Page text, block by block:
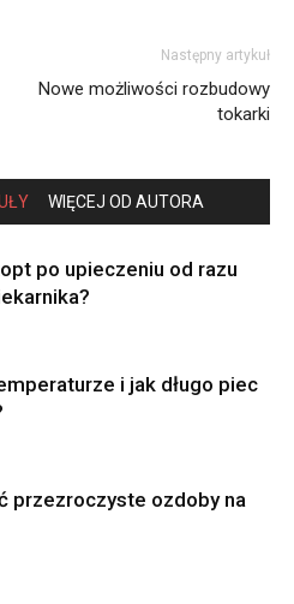
Następny artykuł
Nowe możliwości rozbudowy
tokarki
WIĘCEJ OD AUTORA
po upieczeniu od razu
i jak długo piec
przezroczyste ozdoby na